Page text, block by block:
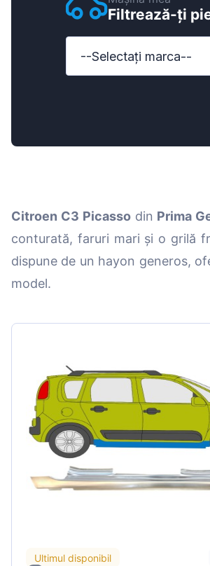
Filtrează-ți
--Selectați marca--
Citroen C3 Picassodin Prima
conturată, faruri mari și o grilă
dispune de un hayon generos,
model.
Ultimul disponibil